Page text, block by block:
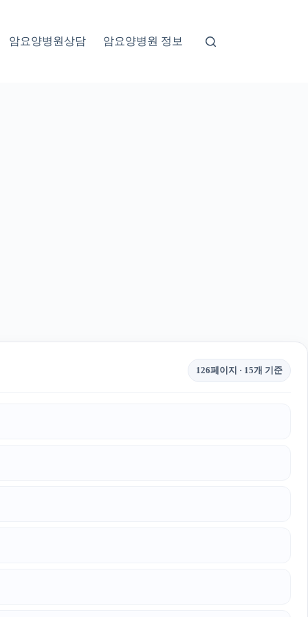
암요양병원상담 암요양병원 정보
126페이지 · 15개 기준